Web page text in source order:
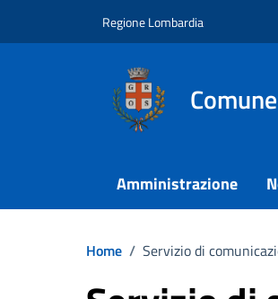
Regione Lombardia
Amministrazione
Home / Servizio di